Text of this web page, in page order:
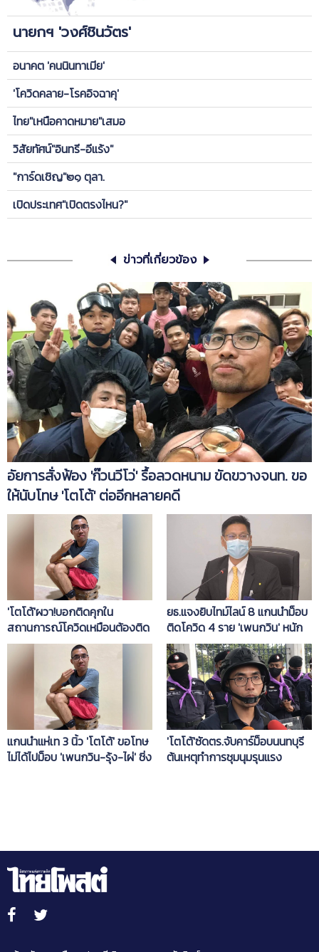
นายกฯ 'วงศ์ชินวัตร'
อนาคต 'คนนินทาเมีย'
'โควิดคลาย-โรคอิจฉาคุ'
ไทย"เหนือคาดหมาย"เสมอ
วิสัยทัศน์"อินทรี-อีแร้ง"
"การ์ดเชิญ"๒๑ ตุลา.
เปิดประเทศ"เปิดตรงไหน?"
ข่าวที่เกี่ยวข้อง
อัยการสั่งฟ้อง 'ก๊วนวีโว่' รื้อลวดหนาม ขัดขวางจนท. ขอ
ให้นับโทษ 'โตโต้' ต่ออีกหลายคดี
'โตโต้'ผวา!บอกติดคุกใน
สถานการณ์โควิดเหมือนต้องติด
คุกยกกำลังสอง
ยธ.แจงยิบไทม์ไลน์ 8 แกนนำม็อบ
ติดโควิด 4 ราย 'เพนกวิน' หนัก
สุด เพราะอ้วน
แกนนำแห่เท 3 นิ้ว 'โตโต้' ขอโทษ
ไม่ได้ไปม็อบ 'เพนกวิน-รุ้ง-ไผ่' ชิ่ง
'โตโต้'ซัดตร.จับคาร์ม็อบนนทบุรี
ต้นเหตุทำการชุมนุมรุนแรง